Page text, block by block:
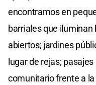
encontramos en
barriales que
abiertos; jardines
lugar de rejas;
comunitario frente a